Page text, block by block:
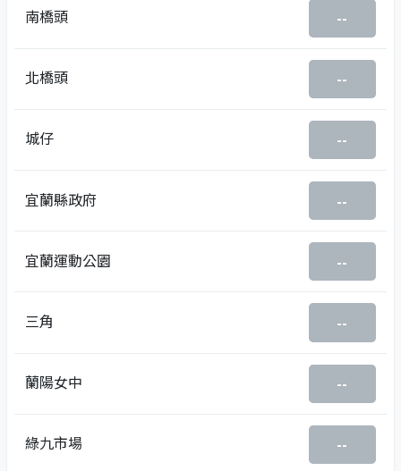
南橋頭 --
北橋頭 --
城仔 --
宜蘭縣政府 --
宜蘭運動公園 --
三角 --
蘭陽女中 --
綠九市場 --